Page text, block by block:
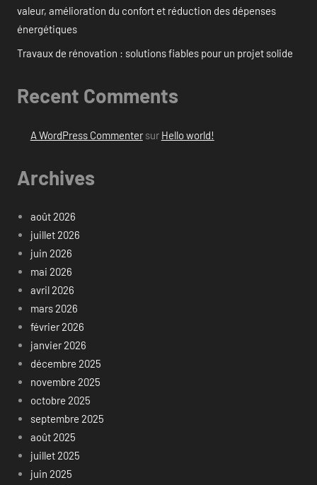
valeur, amélioration du confort et réduction des dépenses
énergétiques
Travaux de rénovation : solutions fiables pour un projet solide
Recent Comments
A WordPress Commentersur Hello world!
Archives
août 2026
juillet 2026
juin 2026
mai 2026
avril 2026
mars 2026
février 2026
janvier 2026
décembre 2025
novembre 2025
octobre 2025
septembre 2025
août 2025
juillet 2025
juin 2025